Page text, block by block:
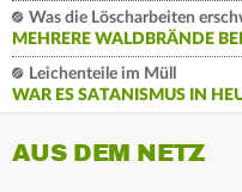
Was die Löscharbeiten
MEHRERE WALDBRÄNDE
Leichenteile im Müll
WAR ES SATANISMUS IN
AUS DEM NETZ